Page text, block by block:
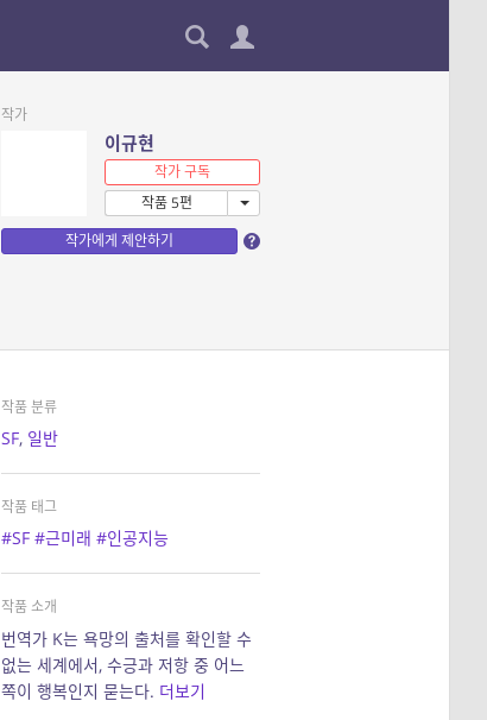
작가
이규현
작가 구독
작품 5편
작가에게 제안하기
작품 분류
SF, 일반
작품 태그
#SF #근미래 #인공지능
작품 소개
번역가 K는 욕망의 출처를 확인할 수
없는 세계에서, 수긍과 저항 중 어느
쪽이 행복인지 묻는다. 더보기